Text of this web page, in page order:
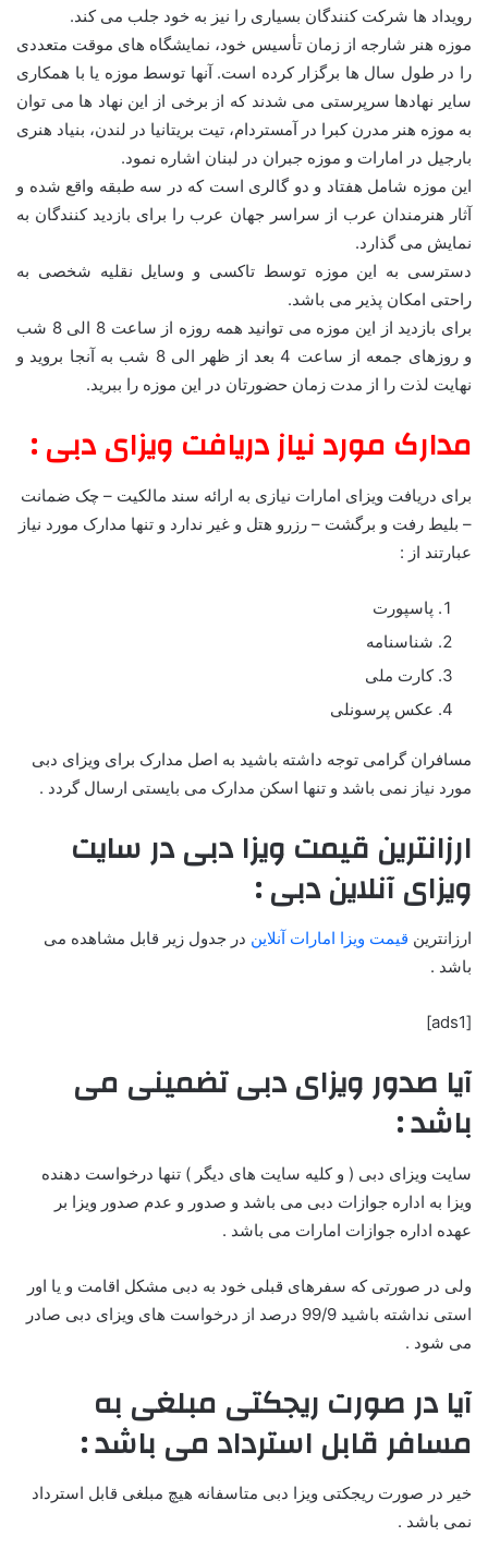
رویداد ها شرکت کنندگان بسیاری را نیز به خود جلب می کند.
موزه هنر شارجه از زمان تأسیس خود، نمایشگاه های موقت متعددی
را در طول سال ها برگزار کرده است. آنها توسط موزه یا با همکاری
سایر نهادها سرپرستی می شدند که از برخی از این نهاد ها می توان
به موزه هنر مدرن کبرا در آمستردام، تیت بریتانیا در لندن، بنیاد هنری
بارجیل در امارات و موزه جبران در لبنان اشاره نمود.
این موزه شامل هفتاد و دو گالری است که در سه طبقه واقع شده و
آثار هنرمندان عرب از سراسر جهان عرب را برای بازدید کنندگان به
نمایش می گذارد.
دسترسی به این موزه توسط تاکسی و وسایل نقلیه شخصی به
راحتی امکان پذیر می باشد.
برای بازدید از این موزه می توانید همه روزه از ساعت 8 الی 8 شب
و روزهای جمعه از ساعت 4 بعد از ظهر الی 8 شب به آنجا بروید و
نهایت لذت را از مدت زمان حضورتان در این موزه را ببرید.
مدارک مورد نیاز دریافت ویزای دبی :
برای دریافت ویزای امارات نیازی به ارائه سند مالکیت – چک ضمانت
– بلیط رفت و برگشت – رزرو هتل و غیر ندارد و تنها مدارک مورد نیاز
عبارتند از :
پاسپورت
شناسنامه
کارت ملی
عکس پرسونلی
مسافران گرامی توجه داشته باشید به اصل مدارک برای ویزای دبی
مورد نیاز نمی باشد و تنها اسکن مدارک می بایستی ارسال گردد .
ارزانترین قیمت ویزا دبی در سایت
ویزای آنلاین دبی :
ارزانترین قیمت ویزا امارات آنلاین در جدول زیر قابل مشاهده می
باشد .
[ads1]
آیا صدور ویزای دبی تضمینی می
باشد :
سایت ویزای دبی ( و کلیه سایت های دیگر ) تنها درخواست دهنده
ویزا به اداره جوازات دبی می باشد و صدور و عدم صدور ویزا بر
عهده اداره جوازات امارات می باشد .
ولی در صورتی که سفرهای قبلی خود به دبی مشکل اقامت و یا اور
استی نداشته باشید 99/9 درصد از درخواست های ویزای دبی صادر
می شود .
آیا در صورت ریجکتی مبلغی به
مسافر قابل استرداد می باشد :
خیر در صورت ریجکتی ویزا دبی متاسفانه هیچ مبلغی قابل استرداد
نمی باشد .